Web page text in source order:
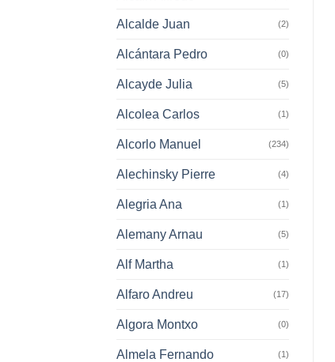
Alcalde Juan (2)
Alcántara Pedro (0)
Alcayde Julia (5)
Alcolea Carlos (1)
Alcorlo Manuel (234)
Alechinsky Pierre (4)
Alegria Ana (1)
Alemany Arnau (5)
Alf Martha (1)
Alfaro Andreu (17)
Algora Montxo (0)
Almela Fernando (1)